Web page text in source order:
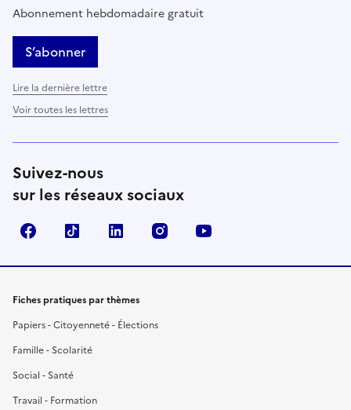
Abonnement hebdomadaire gratuit
S’abonner
Lire la dernière lettre
Voir toutes les lettres
Suivez-nous
sur les réseaux sociaux
FacebookTikTok LinkedIn Instagram
Fiches pratiques par thèmes
Papiers - Citoyenneté - Élections
Famille - Scolarité
Social - Santé
Travail - Formation